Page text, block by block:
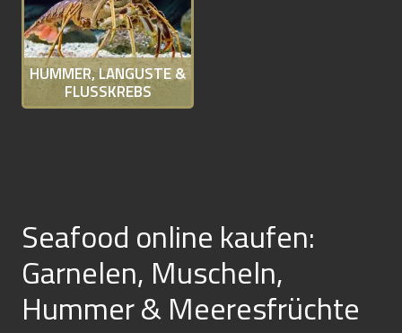
HUMMER, LANGUSTE &
FLUSSKREBS
Seafood online kaufen:
Garnelen, Muscheln,
Hummer & Meeresfrüchte